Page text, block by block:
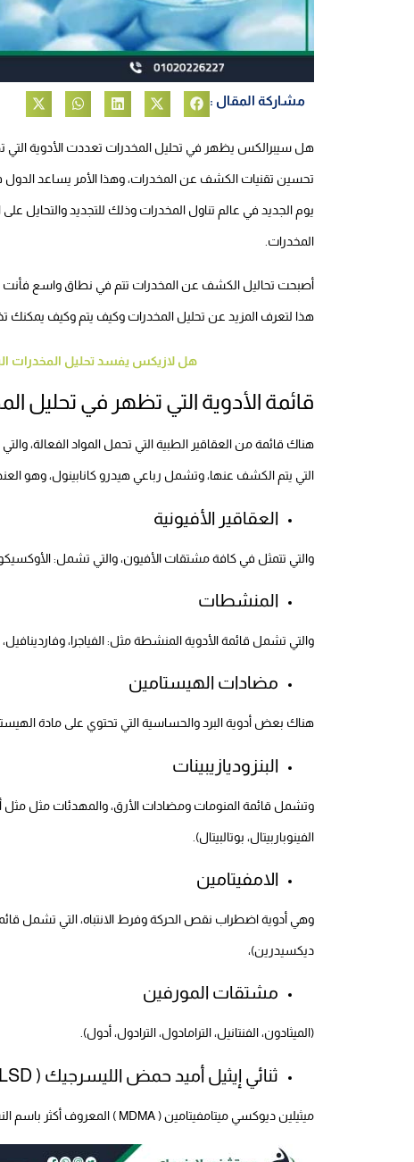
مشاركة المقال :
هل سيبرالكس يظهر في تحليل المخدرات تعددت الأدوية
تحسين تقنيات الكشف عن المخدرات، وهذا الأمر يساعد
يوم الجديد في عالم تناول المخدرات وذلك للتجديد والتحايل
المخدرات.
أصبحت تحاليل الكشف عن المخدرات تتم في نطاق واسع
هذا لتعرف المزيد عن تحليل المخدرات وكيف يتم وكيف
هل لازيكس يفسد تحليل المخدرات
قائمة الأدوية التي تظهر في تحليل
هناك قائمة من العقاقير الطبية التي تحمل المواد الفعالة،
التي يتم الكشف عنها، وتشمل رباعي هيدرو كانابينول، وهو
العقاقير الأفيونية
والتي تتمثل في كافة مشتقات الأفيون، والتي تشمل:
المنشطات
والتي تشمل قائمة الأدوية المنشطة مثل: الفياجرا،
مضادات الهيستامين
هناك بعض أدوية البرد والحساسية التي تحتوي على مادة
البنزوديازيبينات
وتشمل قائمة المنومات ومضادات الأرق، والمهدئات مثل مثل
الفينوباربيتال، بوتالبيتال).
الامفيتامين
وهي أدوية اضطراب نقص الحركة وفرط الانتباه، التي تشمل قائمة
ديكسيدرين)،
مشتقات المورفين
(الميثادون، الفنتانيل، الترامادول، الترادول، أدول).
ثنائي إيثيل أميد حمض الليسرجيك ( LSD )
ميثيلين ديوكسي ميتامفيتامين ( MDMA ) المعروف أكثر باسم النشوة.